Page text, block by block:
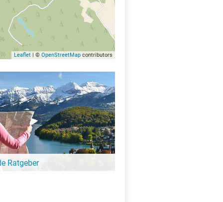
Leaflet | © OpenStreetMap contributors
Ratgeber